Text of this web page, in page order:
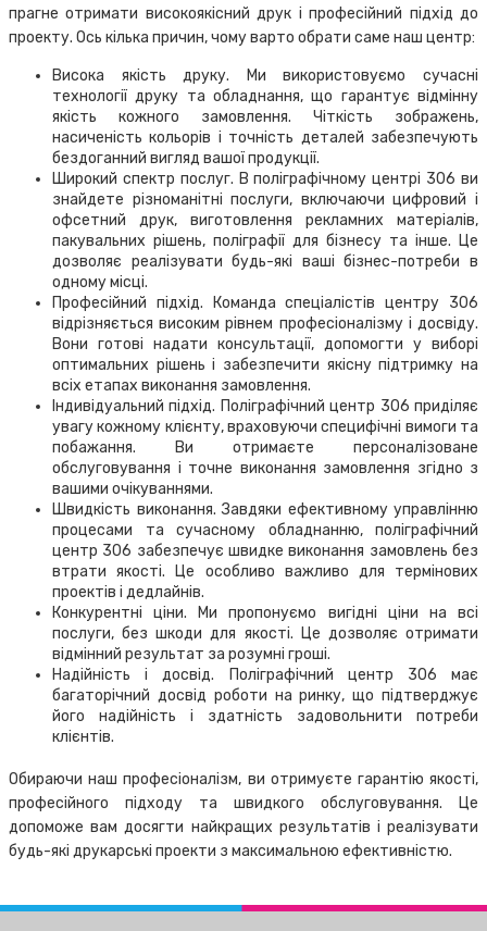
прагне отримати високоякісний друк і професійний підхід до
проекту. Ось кілька причин, чому варто обрати саме наш центр:
Висока якість друку. Ми використовуємо сучасні
технології друку та обладнання, що гарантує відмінну
якість кожного замовлення. Чіткість зображень,
насиченість кольорів і точність деталей забезпечують
бездоганний вигляд вашої продукції.
Широкий спектр послуг. В поліграфічному центрі 306 ви
знайдете різноманітні послуги, включаючи цифровий і
офсетний друк, виготовлення рекламних матеріалів,
пакувальних рішень, поліграфії для бізнесу та інше. Це
дозволяє реалізувати будь-які ваші бізнес-потреби в
одному місці.
Професійний підхід. Команда спеціалістів центру 306
відрізняється високим рівнем професіоналізму і досвіду.
Вони готові надати консультації, допомогти у виборі
оптимальних рішень і забезпечити якісну підтримку на
всіх етапах виконання замовлення.
Індивідуальний підхід. Поліграфічний центр 306 приділяє
увагу кожному клієнту, враховуючи специфічні вимоги та
побажання. Ви отримаєте персоналізоване
обслуговування і точне виконання замовлення згідно з
вашими очікуваннями.
Швидкість виконання. Завдяки ефективному управлінню
процесами та сучасному обладнанню, поліграфічний
центр 306 забезпечує швидке виконання замовлень без
втрати якості. Це особливо важливо для термінових
проектів і дедлайнів.
Конкурентні ціни. Ми пропонуємо вигідні ціни на всі
послуги, без шкоди для якості. Це дозволяє отримати
відмінний результат за розумні гроші.
Надійність і досвід. Поліграфічний центр 306 має
багаторічний досвід роботи на ринку, що підтверджує
його надійність і здатність задовольнити потреби
клієнтів.
Обираючи наш професіоналізм, ви отримуєте гарантію якості,
професійного підходу та швидкого обслуговування. Це
допоможе вам досягти найкращих результатів і реалізувати
будь-які друкарські проекти з максимальною ефективністю.